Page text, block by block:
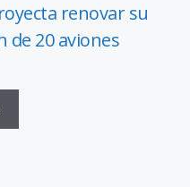
renovar su
de 20 aviones